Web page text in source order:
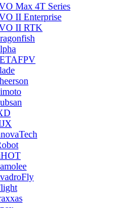
Max 4T Series
II Enterprise
II RTK